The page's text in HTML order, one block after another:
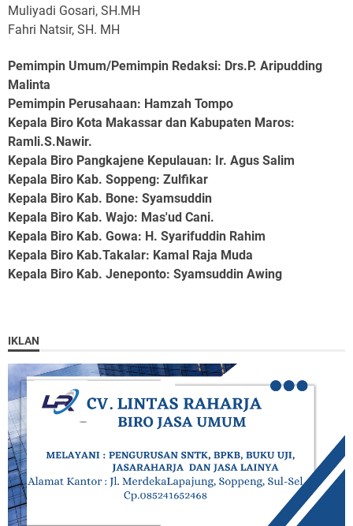
Muliyadi Gosari, SH.MH
Fahri Natsir, SH. MH
Pemimpin Umum/Pemimpin Redaksi: Drs.P. Aripudding
Malinta
Pemimpin Perusahaan: Hamzah Tompo
Kepala Biro Kota Makassar dan Kabupaten Maros:
Ramli.S.Nawir.
Kepala Biro Pangkajene Kepulauan: Ir. Agus Salim
Kepala Biro Kab. Soppeng: Zulfikar
Kepala Biro Kab. Bone: Syamsuddin
Kepala Biro Kab. Wajo: Mas'ud Cani.
Kepala Biro Kab. Gowa: H. Syarifuddin Rahim
Kepala Biro Kab.Takalar: Kamal Raja Muda
Kepala Biro Kab. Jeneponto: Syamsuddin Awing
IKLAN